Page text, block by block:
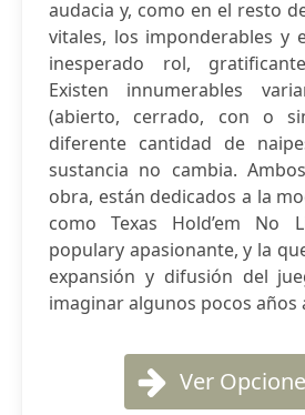
audacia y, como en el resto
vitales, los imponderables y
inesperado rol,
Existen innumerables
(abierto, cerrado, con o
diferente cantidad de
sustancia no cambia.
obra, están dedicados a la
como Texas Hold’em No
populary apasionante, y la
expansión y difusión del
imaginar algunos pocos años
Ver